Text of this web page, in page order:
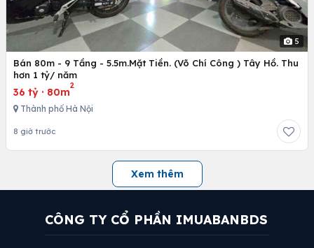
5
Bán 80m - 9 Tầng - 5.5m.Mặt Tiền. (Võ Chí Công ) Tây Hồ. Thu
hơn 1 tỷ/ năm
36 tỷ · 80m
2
Thành phố Hà Nội
8 giờ trước
Xem thêm
CÔNG TY CỔ PHẦN IMUABANBDS